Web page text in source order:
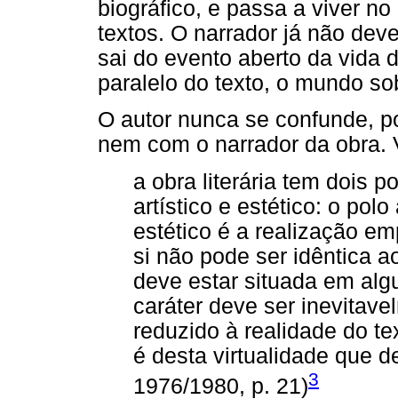
biográfico, e passa a viver
textos. O narrador já não
sai do evento aberto da vida
paralelo do texto, o mundo
O autor nunca se confunde,
nem com o narrador da obra.
a obra literária tem dois
artístico e estético: o
estético é a realização
si não pode ser idêntica
deve estar situada em
caráter deve ser
reduzido à realidade do
é desta virtualidade que
1976/1980, p. 21)3